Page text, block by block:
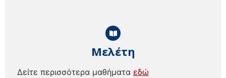
Μελέτη
Δείτε περισσότερα μαθήματα εδώ